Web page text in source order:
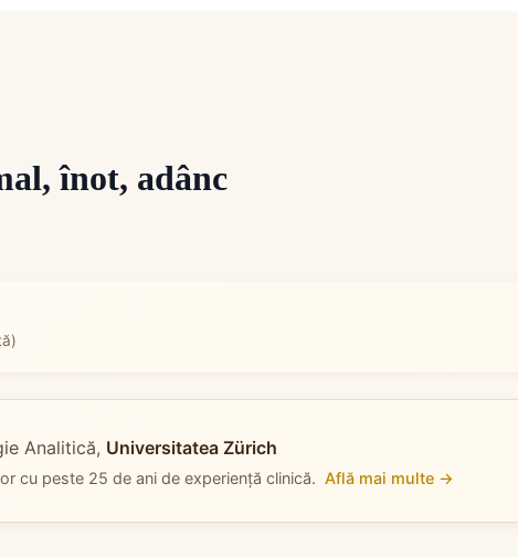
înot, adânc
Analitică, Universitatea Zürich
cu peste 25 de ani de experiență clinică. Află mai multe →